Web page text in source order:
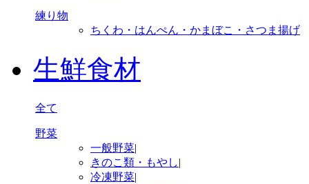
練り物
ちくわ・はんぺん・かまぼこ・さつま揚げ
生鮮食材
全て
野菜
一般野菜|
きのこ類・もやし|
冷凍野菜|